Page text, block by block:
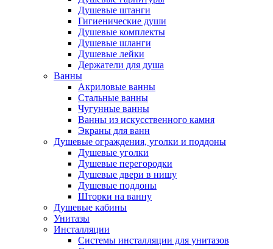
Душевые штанги
Гигиенические души
Душевые комплекты
Душевые шланги
Душевые лейки
Держатели для душа
Ванны
Акриловые ванны
Стальные ванны
Чугунные ванны
Ванны из искусственного камня
Экраны для ванн
Душевые ограждения, уголки и поддоны
Душевые уголки
Душевые перегородки
Душевые двери в нишу
Душевые поддоны
Шторки на ванну
Душевые кабины
Унитазы
Инсталляции
Системы инсталляции для унитазов